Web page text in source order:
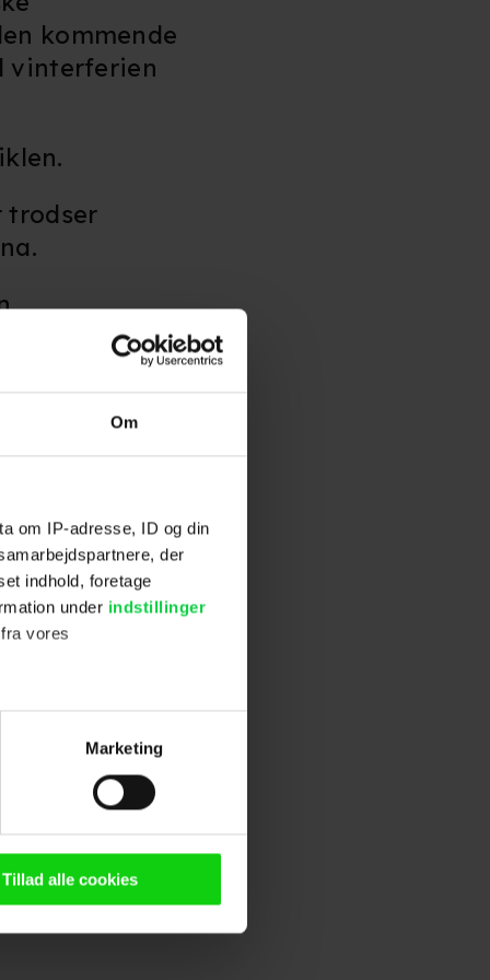
Om
om IP-adresse, ID og din
der
indhold, foretage
under indstillinger
vores
browser til statistik og
tilgår oplysninger på din
lave
Marketing
Tillad alle cookies
kommende
vinterferien
trodser
to
det ikke er
så
Frost